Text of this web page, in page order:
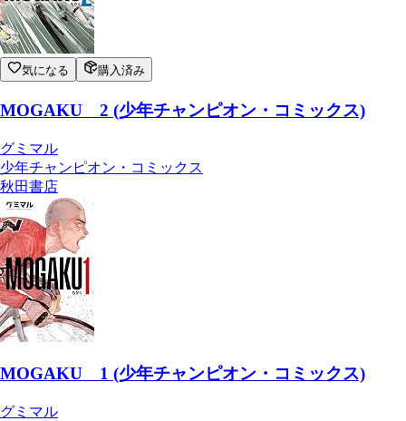
気になる 購入済み
MOGAKU 2 (少年チャンピオン・コミックス)
グミマル
少年チャンピオン・コミックス
秋田書店
MOGAKU 1 (少年チャンピオン・コミックス)
グミマル